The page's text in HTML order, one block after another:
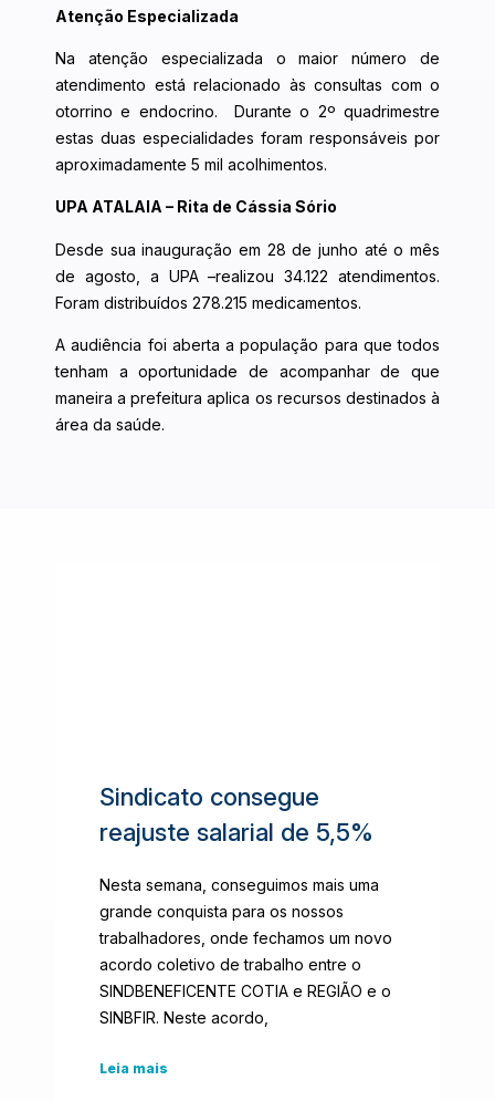
Atenção Especializada
Na atenção especializada o maior número de
atendimento está relacionado às consultas com o
otorrino e endocrino. Durante o 2º quadrimestre
estas duas especialidades foram responsáveis por
aproximadamente 5 mil acolhimentos.
UPA ATALAIA – Rita de Cássia Sório
Desde sua inauguração em 28 de junho até o mês
de agosto, a UPA –realizou 34.122 atendimentos.
Foram distribuídos 278.215 medicamentos.
A audiência foi aberta a população para que todos
tenham a oportunidade de acompanhar de que
maneira a prefeitura aplica os recursos destinados à
área da saúde.
Sindicato consegue
reajuste salarial de 5,5%
Nesta semana, conseguimos mais uma
grande conquista para os nossos
trabalhadores, onde fechamos um novo
acordo coletivo de trabalho entre o
SINDBENEFICENTE COTIA e REGIÃO e o
SINBFIR. Neste acordo,
Leia mais